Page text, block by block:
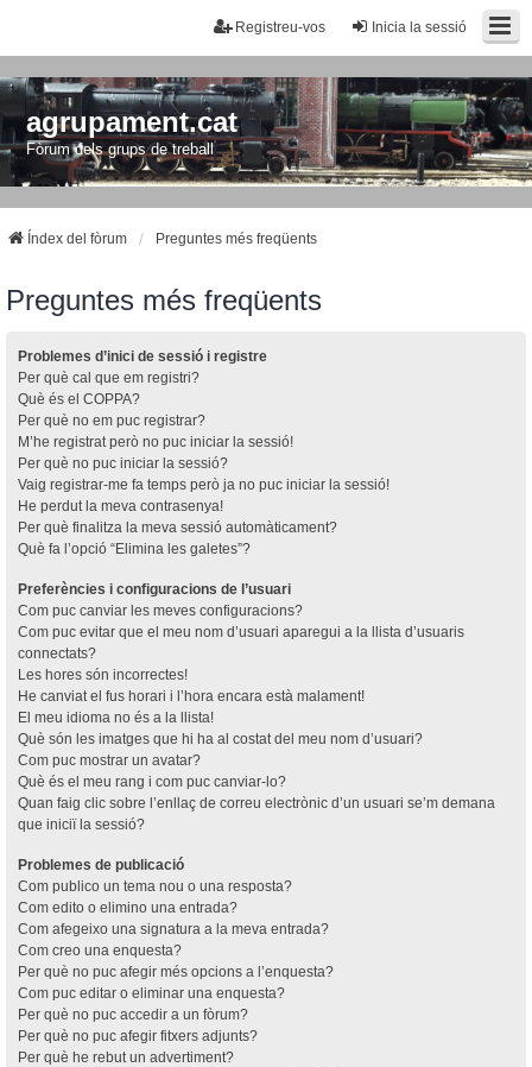
Inicia la sessió
Registreu-vos
agrupament.cat
Fòrum dels grups de treball
Índex del fòrum Preguntes més freqüents
Preguntes més freqüents
Problemes d’inici de sessió i registre
Per què cal que em registri?
Què és el COPPA?
Per què no em puc registrar?
M’he registrat però no puc iniciar la sessió!
Per què no puc iniciar la sessió?
Vaig registrar-me fa temps però ja no puc iniciar la sessió!
He perdut la meva contrasenya!
Per què finalitza la meva sessió automàticament?
Què fa l’opció “Elimina les galetes”?
Preferències i configuracions de l’usuari
Com puc canviar les meves configuracions?
Com puc evitar que el meu nom d’usuari aparegui a la llista d’usuaris
connectats?
Les hores són incorrectes!
He canviat el fus horari i l’hora encara està malament!
El meu idioma no és a la llista!
Què són les imatges que hi ha al costat del meu nom d’usuari?
Com puc mostrar un avatar?
Què és el meu rang i com puc canviar-lo?
Quan faig clic sobre l’enllaç de correu electrònic d’un usuari se’m demana
que iniciï la sessió?
Problemes de publicació
Com publico un tema nou o una resposta?
Com edito o elimino una entrada?
Com afegeixo una signatura a la meva entrada?
Com creo una enquesta?
Per què no puc afegir més opcions a l’enquesta?
Com puc editar o eliminar una enquesta?
Per què no puc accedir a un fòrum?
Per què no puc afegir fitxers adjunts?
Per què he rebut un advertiment?